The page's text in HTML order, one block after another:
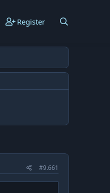
Register
#9.661